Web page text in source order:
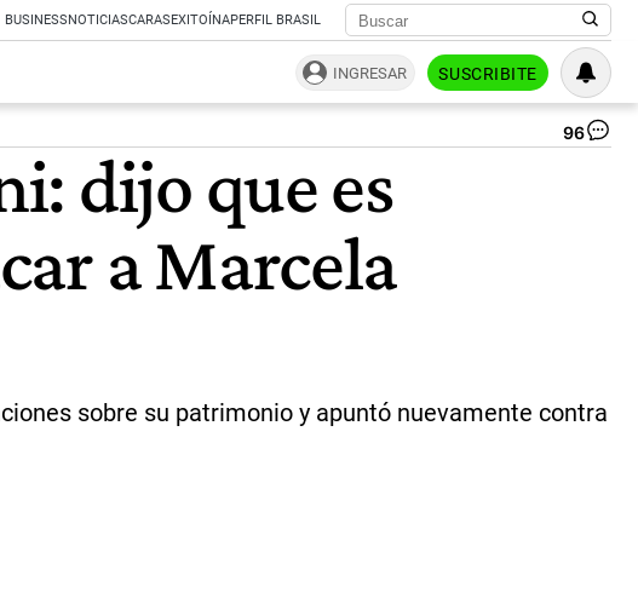
BUSINESSNOTICIASCARASEXITOÍNAPERFIL BRASIL
INGRESAR SUSCRIBITE
96
dijo que es
a Marcela
sobre su patrimonio y apuntó nuevamente contra